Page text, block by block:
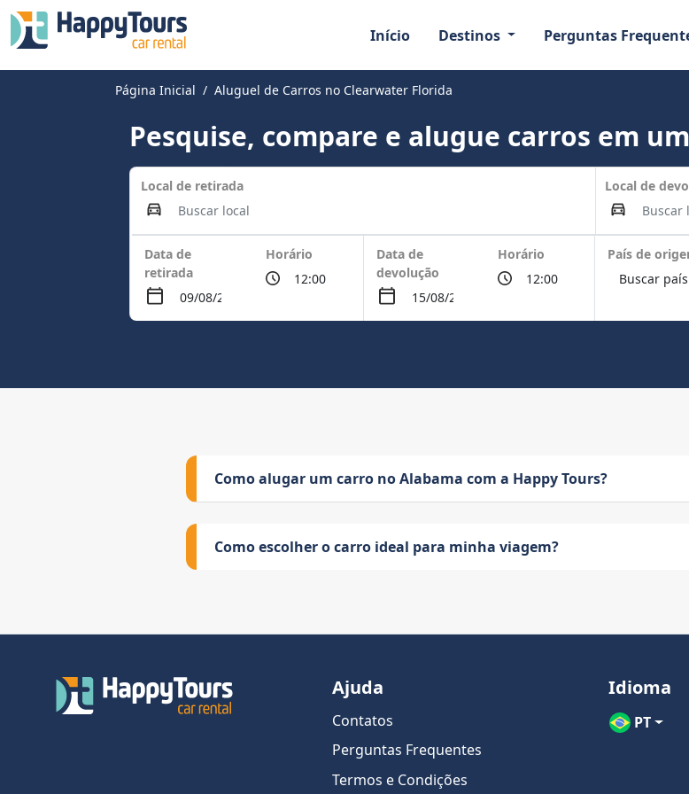
Início Destinos Perguntas
Página Inicial Aluguel de Carros no Clearwater Florida
Pesquise, compare e alugue carros em
Local de retirada Local de
Data de
retirada
Horário
Data de
devolução
Horário País de
Como alugar um carro no Alabama com a Happy Tours?
Como escolher o carro ideal para minha viagem?
Ajuda
Contatos
Perguntas Frequentes
Termos e Condições
Idioma
PT